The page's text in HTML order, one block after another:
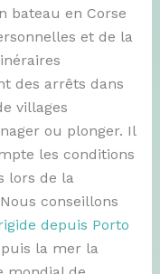
bateau en Corse
et de la
des arrêts dans
villages
ou plonger. Il
les conditions
lors de la
conseillons
depuis Porto
la mer la